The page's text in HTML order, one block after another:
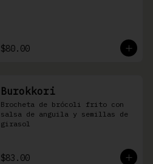
$80.00
Burokkori
Brocheta de brócoli frito con
salsa de anguila y semillas de
girasol
$83.00